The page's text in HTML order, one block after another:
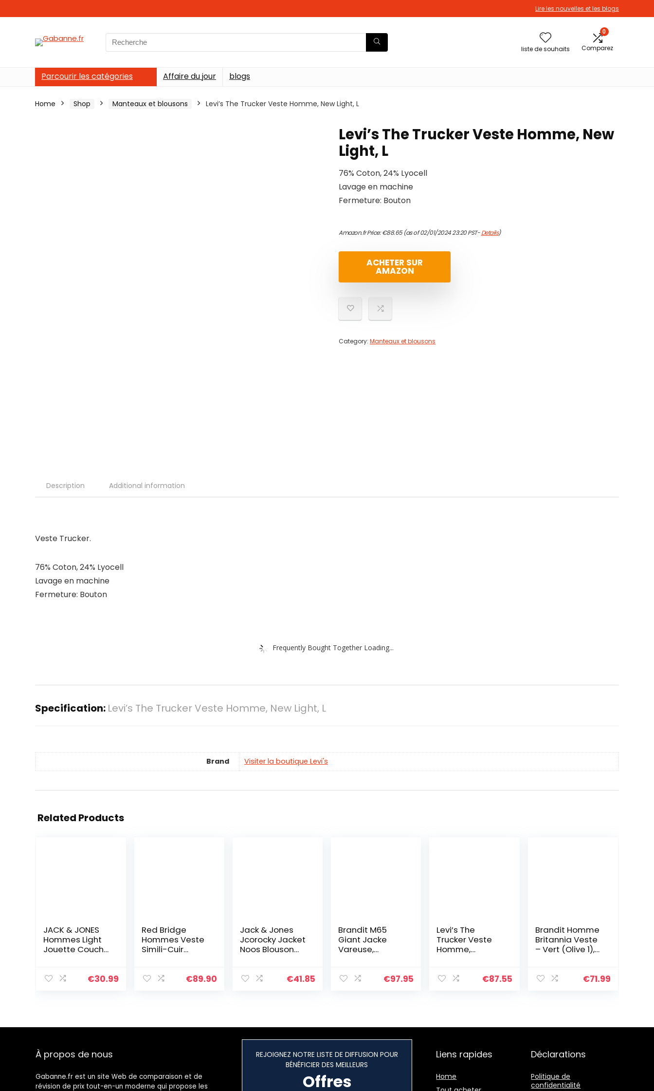
Lire les nouvelles et les blogs
Search
for:
liste de souhaits
0
Comparez
Parcourir les catégories Affaire du jour blogs
Home Shop Manteaux et blousons Levi’s The Trucker Veste Homme, New Light, L
Levi’s The Trucker Veste Homme, New
Light, L
76% Coton, 24% Lyocell
Lavage en machine
Fermeture: Bouton
Amazon.fr Price:€88.65(as of 02/01/2024 23:20 PST-Details)
ACHETER SUR
AMAZON
Category: Manteaux et blousons
Description Additional information
Veste Trucker.
76% Coton, 24% Lyocell
Lavage en machine
Fermeture: Bouton
Frequently Bought Together Loading...
Specification: Levi’s The Trucker Veste Homme, New Light, L
Brand Visiter la boutique Levi's
Related Products
JACK & JONES
Hommes Light
Jouette Couche
€30.99
Red Bridge
Hommes Veste
Simili-Cuir
Blouson
€89.90
Jack & Jones
Jcorocky Jacket
Noos Blouson
€41.85
Brandit M65
Giant Jacke
Vareuse,
Homme
€97.95
Levi’s The
Trucker Veste
Homme,
€87.55
Brandit Homme
Britannia Veste
– Vert (Olive 1),
€71.99
À propos de nous
Gabanne.fr est un site Web de comparaison et de
révision de prix tout-en-un moderne qui propose les
REJOIGNEZ NOTRE LISTE DE DIFFUSION POUR
BÉNÉFICIER DES MEILLEURS
Offres
Liens rapides
Home
Déclarations
Politique de
confidentialité